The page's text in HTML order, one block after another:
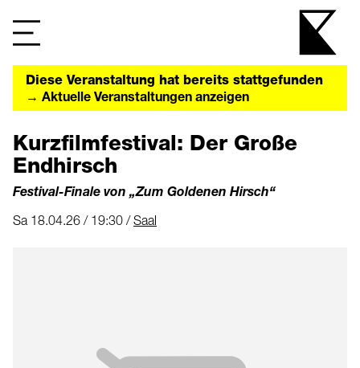
Diese Veranstaltung hat bereits stattgefunden
→ Aktuelle Veranstaltungen anzeigen
Kurzfilmfestival: Der Große
Endhirsch
Festival-Finale von „Zum Goldenen Hirsch“
Sa 18.04.26 / 19:30 /Saal